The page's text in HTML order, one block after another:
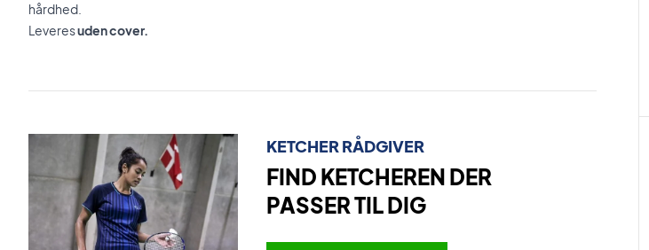
hårdhed.
Leveresuden cover.
KETCHER RÅDGIVER
FIND KETCHEREN DER
PASSER TIL DIG